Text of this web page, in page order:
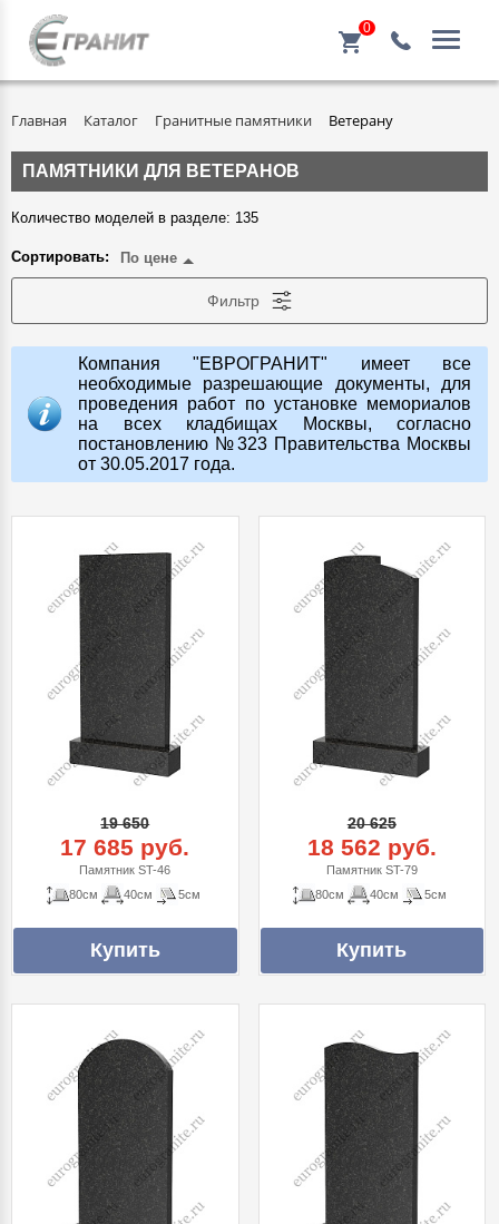
0
Главная Каталог Гранитные памятники Ветерану
ПАМЯТНИКИ ДЛЯ ВЕТЕРАНОВ
Сортировать: По цене
Количество моделей в разделе: 135
Фильтр
Компания "ЕВРОГРАНИТ" имеет все
необходимые разрешающие документы, для
проведения работ по установке мемориалов
на всех кладбищах Москвы, согласно
постановлению №323 Правительства Москвы
от 30.05.2017 года.
19 650
17 685 руб.
Памятник ST-46
80см
40см 5см
20 625
18 562 руб.
Памятник ST-79
80см
40см 5см